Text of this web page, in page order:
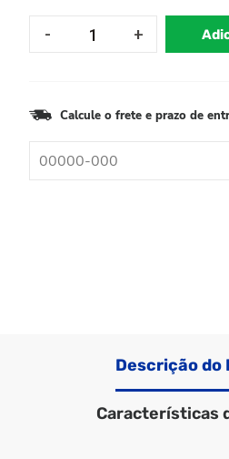
Calcule o frete e prazo de
Descrição do
Características